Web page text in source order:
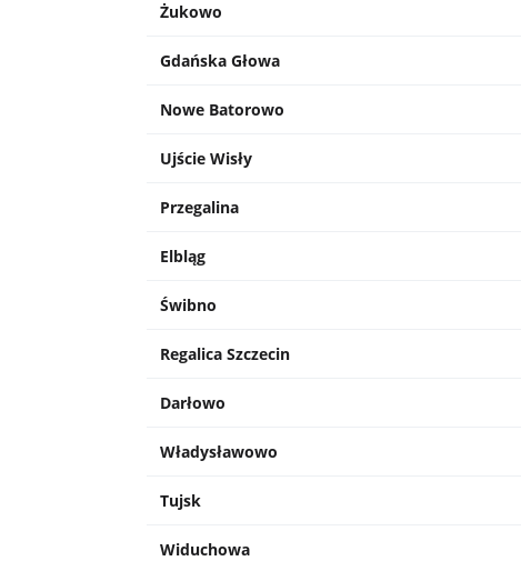
Żukowo
Gdańska Głowa
Nowe Batorowo
Ujście Wisły
Przegalina
Elbląg
Świbno
Regalica Szczecin
Darłowo
Władysławowo
Tujsk
Widuchowa